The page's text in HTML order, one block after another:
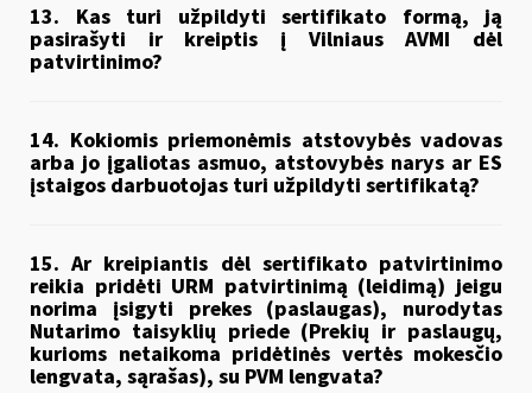
13. Kas turi užpildyti sertifikato formą, ją
pasirašyti ir kreiptis į Vilniaus AVMI dėl
patvirtinimo?
14. Kokiomis priemonėmis atstovybės vadovas
arba jo įgaliotas asmuo, atstovybės narys ar ES
įstaigos darbuotojas turi užpildyti sertifikatą?
15. Ar kreipiantis dėl sertifikato patvirtinimo
reikia pridėti URM patvirtinimą (leidimą) jeigu
norima įsigyti prekes (paslaugas), nurodytas
Nutarimo taisyklių priede (Prekių ir paslaugų,
kurioms netaikoma pridėtinės vertės mokesčio
lengvata, sąrašas), su PVM lengvata?